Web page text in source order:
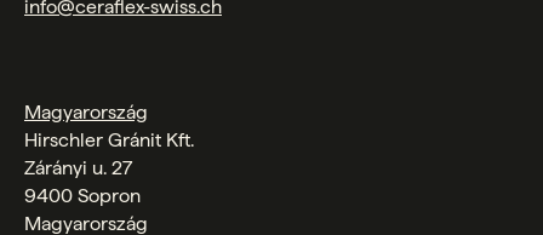
info@ceraflex-swiss.ch
Magyarország
Hirschler Gránit Kft.
Zárányi u. 27
9400 Sopron
Magyarország